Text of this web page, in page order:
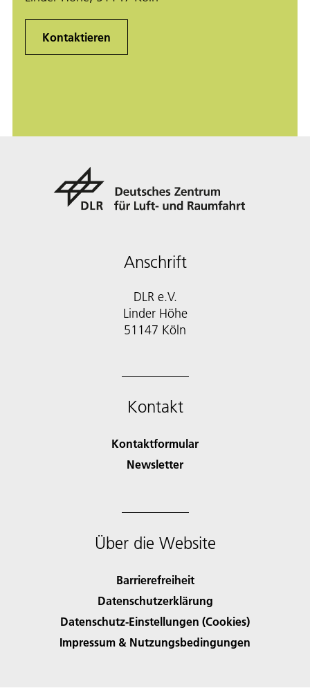
Kontaktieren
Anschrift
DLR e.V.
Linder Höhe
51147 Köln
Kontakt
Kontaktformular
Newsletter
Über die Website
Barrierefreiheit
Datenschutzerklärung
Datenschutz-Einstellungen (Cookies)
Impressum & Nutzungsbedingungen